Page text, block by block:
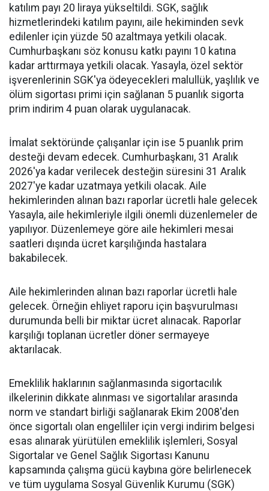
katılım payı 20 liraya yükseltildi. SGK, sağlık
hizmetlerindeki katılım payını, aile hekiminden sevk
edilenler için yüzde 50 azaltmaya yetkili olacak.
Cumhurbaşkanı söz konusu katkı payını 10 katına
kadar arttırmaya yetkili olacak. Yasayla, özel sektör
işverenlerinin SGK'ya ödeyecekleri malullük, yaşlılık ve
ölüm sigortası primi için sağlanan 5 puanlık sigorta
prim indirim 4 puan olarak uygulanacak.
İmalat sektöründe çalışanlar için ise 5 puanlık prim
desteği devam edecek. Cumhurbaşkanı, 31 Aralık
2026'ya kadar verilecek desteğin süresini 31 Aralık
2027'ye kadar uzatmaya yetkili olacak. Aile
hekimlerinden alınan bazı raporlar ücretli hale gelecek
Yasayla, aile hekimleriyle ilgili önemli düzenlemeler de
yapılıyor. Düzenlemeye göre aile hekimleri mesai
saatleri dışında ücret karşılığında hastalara
bakabilecek.
Aile hekimlerinden alınan bazı raporlar ücretli hale
gelecek. Örneğin ehliyet raporu için başvurulması
durumunda belli bir miktar ücret alınacak. Raporlar
karşılığı toplanan ücretler döner sermayeye
aktarılacak.
Emeklilik haklarının sağlanmasında sigortacılık
ilkelerinin dikkate alınması ve sigortalılar arasında
norm ve standart birliği sağlanarak Ekim 2008'den
önce sigortalı olan engelliler için vergi indirim belgesi
esas alınarak yürütülen emeklilik işlemleri, Sosyal
Sigortalar ve Genel Sağlık Sigortası Kanunu
kapsamında çalışma gücü kaybına göre belirlenecek
ve tüm uygulama Sosyal Güvenlik Kurumu (SGK)